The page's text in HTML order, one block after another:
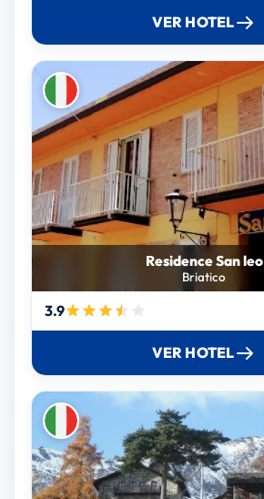
VER HOTEL
Residence San leo
Briatico
3.9
VER HOTEL